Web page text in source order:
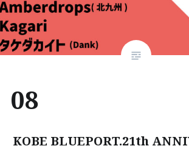
08
KOBE BLUEPORT.21th